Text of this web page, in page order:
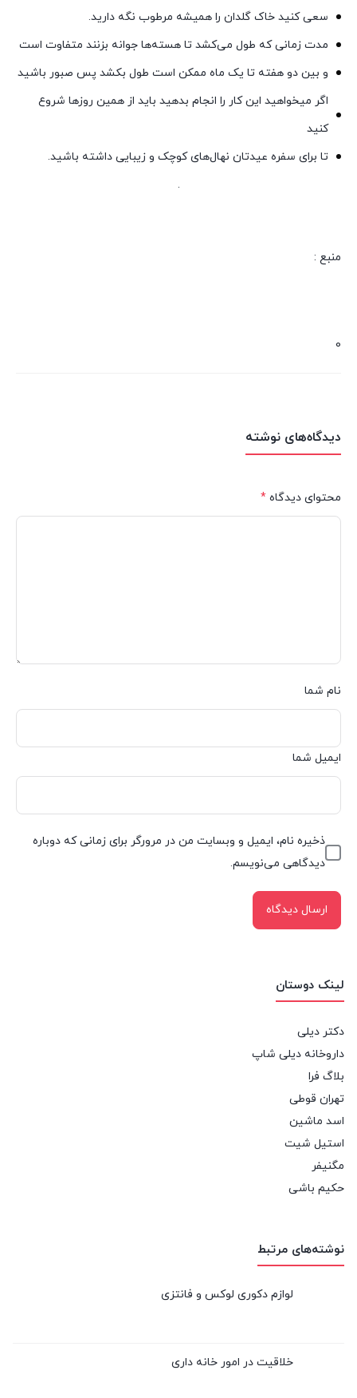
لینک دوستان
دکتر دیلی
داروخانه دیلی شاپ
بلاگ فرا
تهران قوطی
اسد ماشین
استیل شیت
مگنیفر
حکیم باشی
نوشته‌های مرتبط
لوازم دکوری لوکس و فانتزی
خلاقیت در امور خانه داری
سعی کنید خاک گلدان را همیشه مرطوب نگه دارید.
مدت زمانی که طول می‌کشد تا هسته‌ها جوانه بزنند متفاوت است
و بین دو هفته تا یک ماه ممکن است طول بکشد پس صبور باشید
اگر میخواهید این کار را انجام بدهید باید از همین روزها شروع
کنید
تا برای سفره عیدتان نهال‌های کوچک و زیبایی داشته باشید.
.
منبع :
0
دیدگاه‌های نوشته
محتوای دیدگاه *
نام شما
ایمیل شما
ذخیره نام، ایمیل و وبسایت من در مرورگر برای زمانی که دوباره
دیدگاهی می‌نویسم.